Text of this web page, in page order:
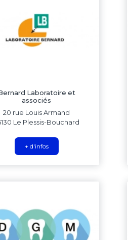
Laboratoire et
associés
20 rue Louis Armand
Le Plessis-Bouchard
+ d'infos